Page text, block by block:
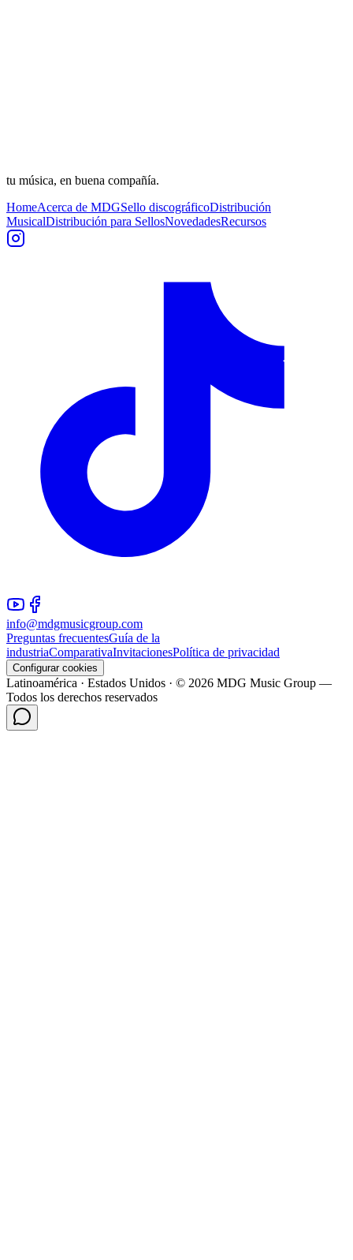
tu música, en buena compañía.
HomeAcerca de MDGSello discográficoDistribución
MusicalDistribución para SellosNovedadesRecursos
info@mdgmusicgroup.com
Preguntas frecuentesGuía de la
industriaComparativaInvitacionesPolítica de privacidad
Configurar cookies
Latinoamérica · Estados Unidos · © 2026 MDG Music Group —
Todos los derechos reservados